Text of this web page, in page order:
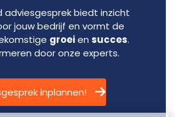
adviesgesprek biedt inzicht
jouw bedrijf en vormt de
groeien succes.
door onze experts.
inplannen!